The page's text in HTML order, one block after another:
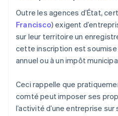
Outre les agences d’État,
Francisco) exigent
sur leur territoire un
cette inscription est soumise
annuel ou à un impôt
Ceci rappelle que
comté peut imposer ses
l’activité d’une entreprise